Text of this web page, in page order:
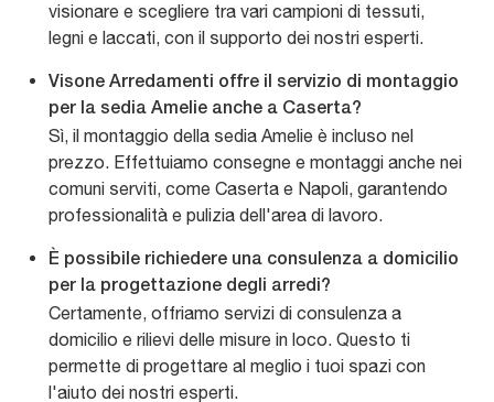
visionare e scegliere tra vari campioni di tessuti,
legni e laccati, con il supporto dei nostri esperti.
Visone Arredamenti offre il servizio di montaggio
per la sedia Amelie anche a Caserta?
Sì, il montaggio della sedia Amelie è incluso nel
prezzo. Effettuiamo consegne e montaggi anche nei
comuni serviti, come Caserta e Napoli, garantendo
professionalità e pulizia dell'area di lavoro.
È possibile richiedere una consulenza a domicilio
per la progettazione degli arredi?
Certamente, offriamo servizi di consulenza a
domicilio e rilievi delle misure in loco. Questo ti
permette di progettare al meglio i tuoi spazi con
l'aiuto dei nostri esperti.